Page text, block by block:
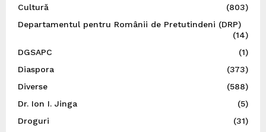
Cultură
(803)
Departamentul pentru Românii de Pretutindeni (DRP)
(14)
DGSAPC
(1)
Diaspora
(373)
Diverse
(588)
Dr. Ion I. Jinga
(5)
Droguri
(31)